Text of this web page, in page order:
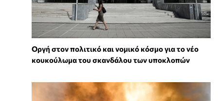
Οργή στον πολιτικό και νομικό κόσμο για το νέο
κουκούλωμα του σκανδάλου των υποκλοπών